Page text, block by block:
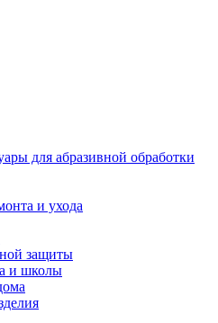
для абразивной обработки
и ухода
защиты
и школы